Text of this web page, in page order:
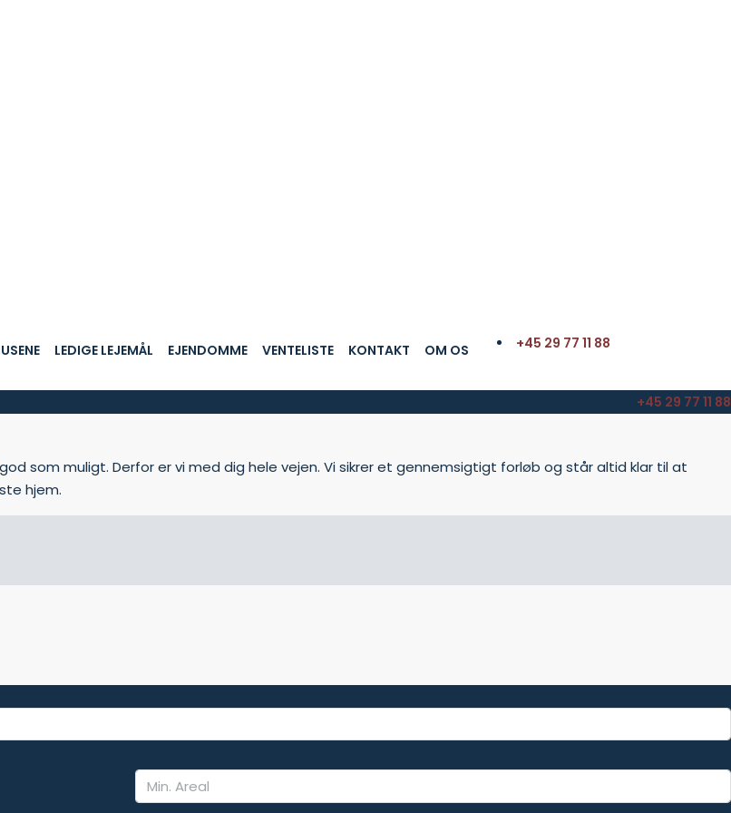
LEDIGE LEJEMÅL EJENDOMME VENTELISTE KONTAKT OM OS +45 29 77 11 88
+45 29 77 11 88
som muligt. Derfor er vi med dig hele vejen. Vi sikrer et gennemsigtigt forløb og står altid klar til at
hjem.